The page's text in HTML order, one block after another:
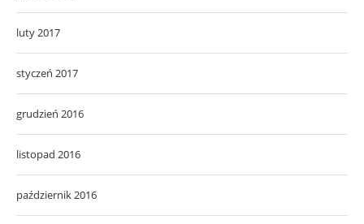
luty 2017
styczeń 2017
grudzień 2016
listopad 2016
październik 2016